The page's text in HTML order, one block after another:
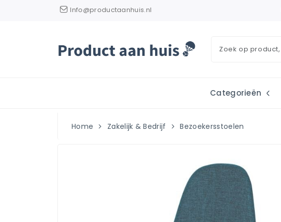
Info@productaanhuis.nl
Categorieën
Home Zakelijk & Bedrijf Bezoekersstoelen